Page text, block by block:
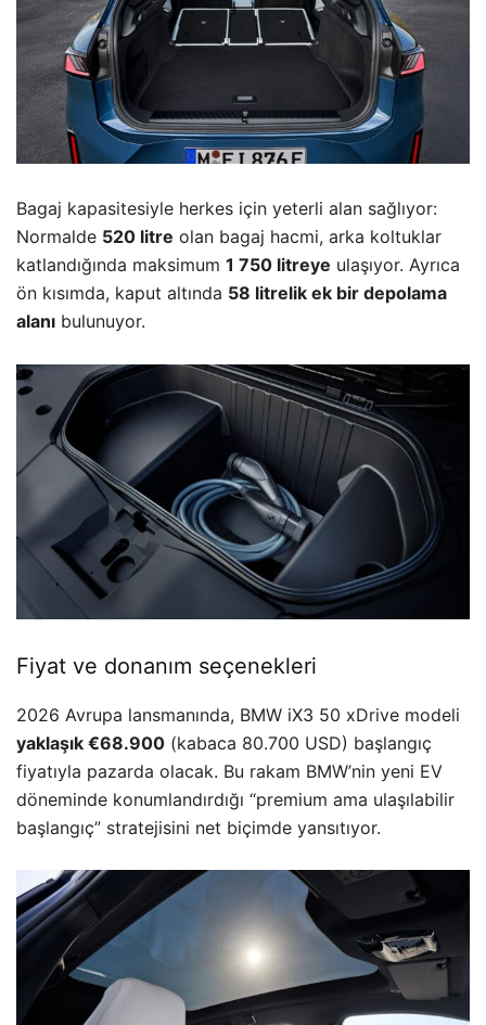
Bagaj kapasitesiyle herkes için yeterli alan sağlıyor:
Normalde 520 litre olan bagaj hacmi, arka koltuklar
katlandığında maksimum 1 750 litreye ulaşıyor. Ayrıca
ön kısımda, kaput altında 58 litrelik ek bir depolama
alanı bulunuyor.
Fiyat ve donanım seçenekleri
2026 Avrupa lansmanında, BMW iX3 50 xDrive modeli
yaklaşık €68.900 (kabaca 80.700 USD) başlangıç
fiyatıyla pazarda olacak. Bu rakam BMW’nin yeni EV
döneminde konumlandırdığı “premium ama ulaşılabilir
başlangıç” stratejisini net biçimde yansıtıyor.